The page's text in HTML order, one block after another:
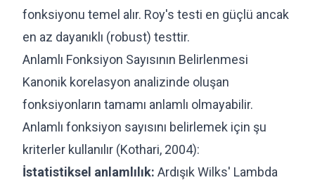
fonksiyonu temel alır. Roy's testi en güçlü ancak
en az dayanıklı (robust) testtir.
Anlamlı Fonksiyon Sayısının Belirlenmesi
Kanonik korelasyon analizinde oluşan
fonksiyonların tamamı anlamlı olmayabilir.
Anlamlı fonksiyon sayısını belirlemek için şu
kriterler kullanılır (Kothari, 2004):
İstatistiksel anlamlılık: Ardışık Wilks' Lambda